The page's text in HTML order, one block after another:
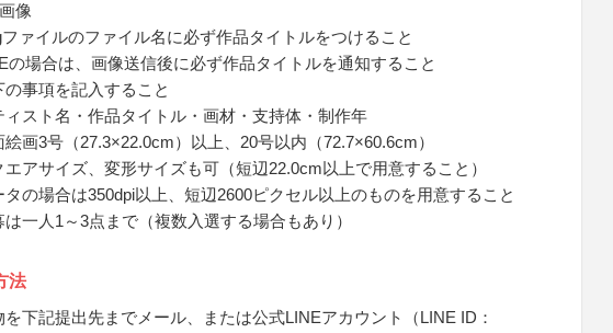
像
ァイルのファイル名に必ず作品タイトルをつけること
の場合は、画像送信後に必ず作品タイトルを通知すること
事項を記入すること
ィスト名・作品タイトル・画材・支持体・制作年
画3号（27.3×22.0cm）以上、20号以内（72.7×60.6cm）
アサイズ、変形サイズも可（短辺22.0cm以上で用意すること）
の場合は350dpi以上、短辺2600ピクセル以上のものを用意すること
一人1～3点まで（複数入選する場合もあり）
法
を下記提出先までメール、または公式LINEアカウント（LINE ID：